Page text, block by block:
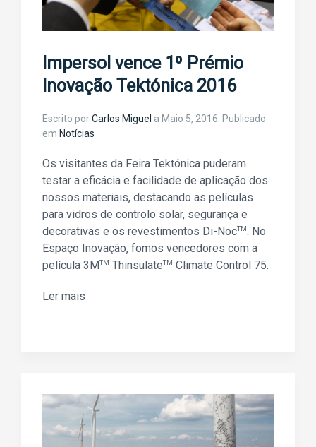
Impersol vence 1º Prémio
Inovação Tektónica 2016
Escrito porCarlos Miguel a Maio 5, 2016. Publicado
em Notícias
Os visitantes da Feira Tektónica puderam
testar a eficácia e facilidade de aplicação dos
nossos materiais, destacando as películas
para vidros de controlo solar, segurança e
decorativas e os revestimentos Di-NocTM. No
Espaço Inovação, fomos vencedores com a
película 3MTM ThinsulateTM Climate Control 75.
Ler mais